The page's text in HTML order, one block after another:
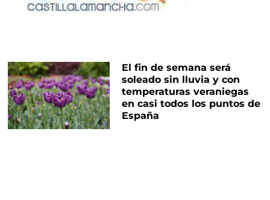
El fin de semana será
soleado sin lluvia y con
temperaturas veraniegas
en casi todos los puntos de
España